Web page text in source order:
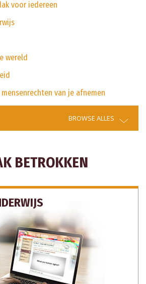
voor iedereen
wereld
van je afnemen
BROWSE ALLES
BETROKKEN